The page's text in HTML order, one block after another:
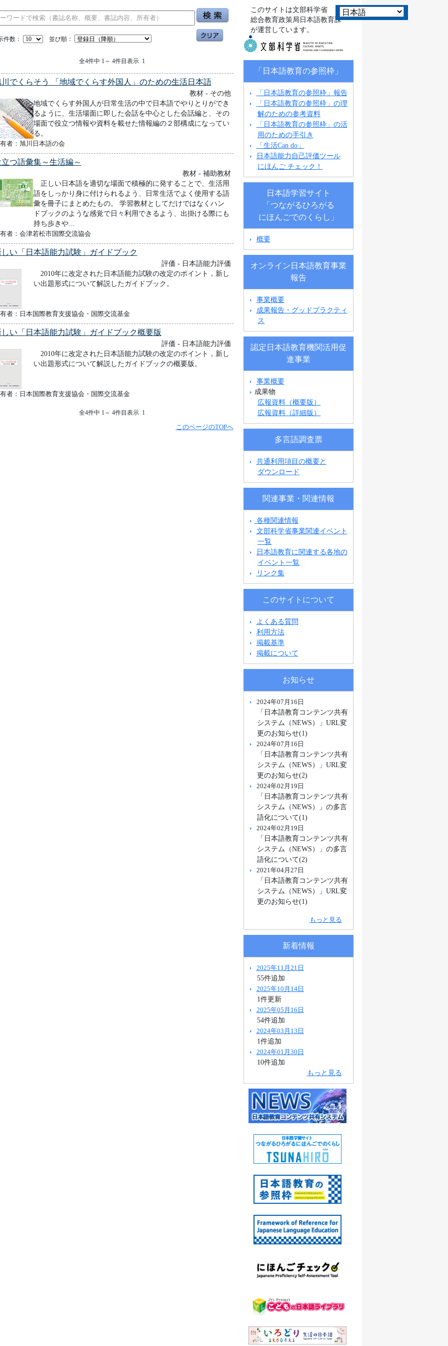
件数： 並び順：
全4件中 1～ 4件目表示 1
川でくらそう 「地域でくらす外国人」のための生活日本語
教材 - その他
地域でくらす外国人が日常生活の中で日本語でやりとりができ
るように、生活場面に即した会話を中心とした会話編と、その
場面で役立つ情報や資料を載せた情報編の２部構成になってい
る。
者：旭川日本語の会
つ語彙集～生活編～
教材 - 補助教材
正しい日本語を適切な場面で積極的に発することで、生活用
語をしっかり身に付けられるよう、日常生活でよく使用する語
彙を冊子にまとめたもの。 学習教材としてだけではなくハン
ドブックのような感覚で日々利用できるよう、出掛ける際にも
持ち歩きや...
者：会津若松市国際交流協会
しい「日本語能力試験」ガイドブック
評価 - 日本語能力評価
2010年に改定された日本語能力試験の改定のポイント，新し
い出題形式について解説したガイドブック。
者：日本国際教育支援協会・国際交流基金
しい「日本語能力試験」ガイドブック概要版
評価 - 日本語能力評価
2010年に改定された日本語能力試験の改定のポイント，新し
い出題形式について解説したガイドブックの概要版。
者：日本国際教育支援協会・国際交流基金
全4件中 1～ 4件目表示 1
このページのTOPへ
このサイトは文部科学省
総合教育政策局日本語教育課
が運営しています。
「日本語教育の参照枠」
「日本語教育の参照枠」報告
「日本語教育の参照枠」の理
解のための参考資料
「日本語教育の参照枠」の活
用のための手引き
「生活Can do」
日本語能力自己評価ツール
にほんご チェック！
日本語学習サイト
「つながるひろがる
にほんごでのくらし」
概要
オンライン日本語教育事業
報告
事業概要
成果報告・グッドプラクティ
ス
認定日本語教育機関活用促
進事業
事業概要
成果物
広報資料（概要版）
広報資料（詳細版）
多言語調査票
共通利用項目の概要と
ダウンロード
関連事業・関連情報
各種関連情報
文部科学省事業関連イベント
一覧
日本語教育に関連する各地の
イベント一覧
リンク集
このサイトについて
よくある質問
利用方法
掲載基準
掲載について
お知らせ
2024年07月16日
「日本語教育コンテンツ共有
システム（NEWS）」URL変
更のお知らせ(1)
2024年07月16日
「日本語教育コンテンツ共有
システム（NEWS）」URL変
更のお知らせ(2)
2024年02月19日
「日本語教育コンテンツ共有
システム（NEWS）」の多言
語化について(1)
2024年02月19日
「日本語教育コンテンツ共有
システム（NEWS）」の多言
語化について(2)
2021年04月27日
「日本語教育コンテンツ共有
システム（NEWS）」URL変
更のお知らせ(1)
もっと見る
新着情報
2025年11月21日
55件追加
2025年10月14日
1件更新
2025年05月16日
54件追加
2024年03月13日
1件追加
2024年01月30日
10件追加
もっと見る